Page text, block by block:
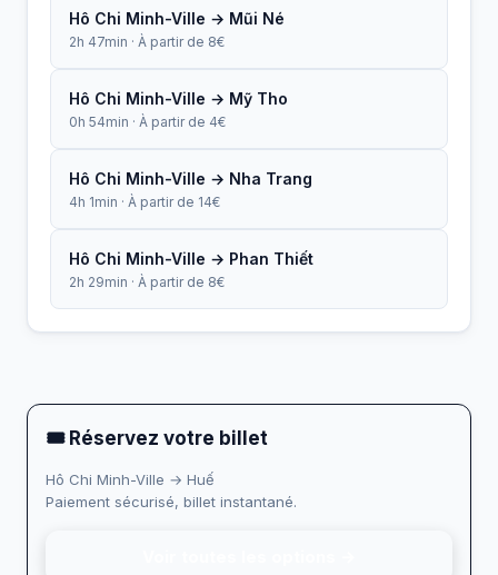
Hô Chi Minh-Ville → Mũi Né
2h 47min · À partir de 8€
Hô Chi Minh-Ville → Mỹ Tho
0h 54min · À partir de 4€
Hô Chi Minh-Ville → Nha Trang
4h 1min · À partir de 14€
Hô Chi Minh-Ville → Phan Thiết
2h 29min · À partir de 8€
🎟 Réservez votre billet
Hô Chi Minh-Ville → Huế
Paiement sécurisé, billet instantané.